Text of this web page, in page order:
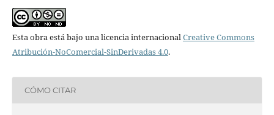
Esta obra está bajo una licencia internacionalCreative Commons
Atribución-NoComercial-SinDerivadas 4.0.
CÓMO CITAR